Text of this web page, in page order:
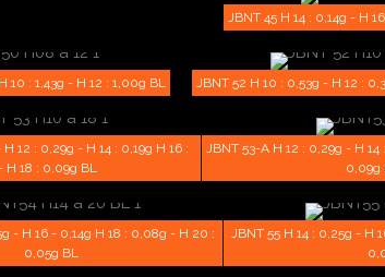
JBNT 45 H 14 : 0,14g - H
10 : 1,43g - H 12 : 1,00g BL JBNT 52 H 10 : 0,53g - H 12 :
12 : 0,29g - H 14 : 0,19g H 16 :
H 18 : 0,09g BL
JBNT 53-A H 12 : 0,29g - H 14
0,09g
- H 16 - 0,14g H 18 : 0,08g - H 20 :
0,05g BL
JBNT 55 H 14 : 0,25g - H